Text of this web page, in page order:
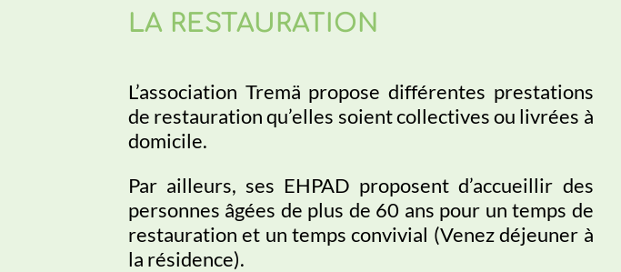
LA RESTAURATION
L’association Tremä propose différentes prestations
de restauration qu’elles soient collectives ou livrées à
domicile.
Par ailleurs, ses EHPAD proposent d’accueillir des
personnes âgées de plus de 60 ans pour un temps de
restauration et un temps convivial (Venez déjeuner à
la résidence).